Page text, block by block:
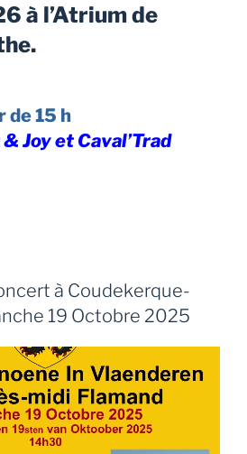
à l’Atrium de
de 15 h
Joyet Caval’Trad
à Coudekerque-
19 Octobre 2025